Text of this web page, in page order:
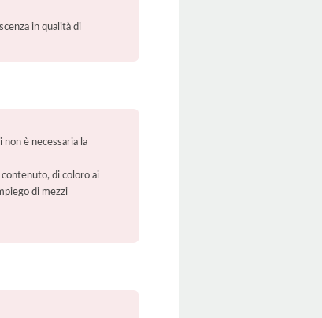
in qualità di
è necessaria la
di coloro ai
di mezzi